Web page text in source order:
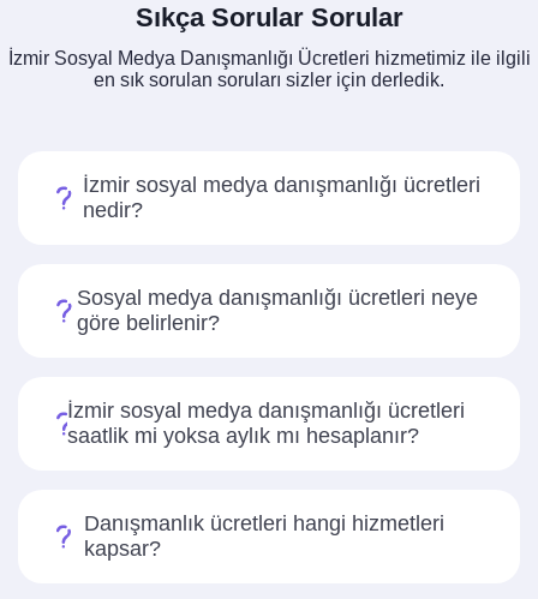
Sıkça Sorular Sorular
İzmir Sosyal Medya Danışmanlığı Ücretleri hizmetimiz ile ilgili
en sık sorulan soruları sizler için derledik.
İzmir sosyal medya danışmanlığı ücretleri
nedir?
Sosyal medya danışmanlığı ücretleri neye
göre belirlenir?
İzmir sosyal medya danışmanlığı ücretleri
saatlik mi yoksa aylık mı hesaplanır?
Danışmanlık ücretleri hangi hizmetleri
kapsar?